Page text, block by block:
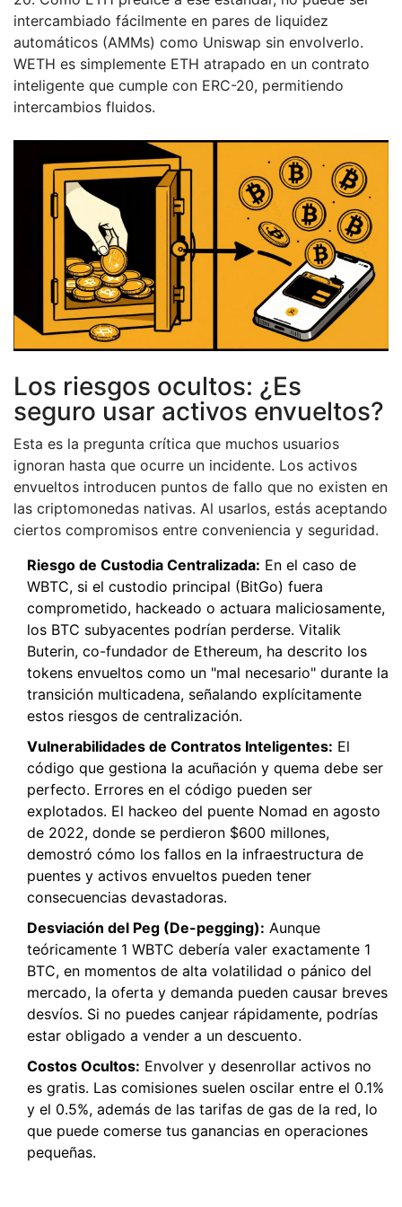
intercambiado fácilmente en pares de liquidez
automáticos (AMMs) como Uniswap sin envolverlo.
WETH es simplemente ETH atrapado en un contrato
inteligente que cumple con ERC-20, permitiendo
intercambios fluidos.
Los riesgos ocultos: ¿Es
seguro usar activos envueltos?
Esta es la pregunta crítica que muchos usuarios
ignoran hasta que ocurre un incidente. Los activos
envueltos introducen puntos de fallo que no existen en
las criptomonedas nativas. Al usarlos, estás aceptando
ciertos compromisos entre conveniencia y seguridad.
Riesgo de Custodia Centralizada: En el caso de
WBTC, si el custodio principal (BitGo) fuera
comprometido, hackeado o actuara maliciosamente,
los BTC subyacentes podrían perderse. Vitalik
Buterin, co-fundador de Ethereum, ha descrito los
tokens envueltos como un "mal necesario" durante la
transición multicadena, señalando explícitamente
estos riesgos de centralización.
Vulnerabilidades de Contratos Inteligentes: El
código que gestiona la acuñación y quema debe ser
perfecto. Errores en el código pueden ser
explotados. El hackeo del puente Nomad en agosto
de 2022, donde se perdieron $600 millones,
demostró cómo los fallos en la infraestructura de
puentes y activos envueltos pueden tener
consecuencias devastadoras.
Desviación del Peg (De-pegging): Aunque
teóricamente 1 WBTC debería valer exactamente 1
BTC, en momentos de alta volatilidad o pánico del
mercado, la oferta y demanda pueden causar breves
desvíos. Si no puedes canjear rápidamente, podrías
estar obligado a vender a un descuento.
Costos Ocultos: Envolver y desenrollar activos no
es gratis. Las comisiones suelen oscilar entre el 0.1%
y el 0.5%, además de las tarifas de gas de la red, lo
que puede comerse tus ganancias en operaciones
pequeñas.